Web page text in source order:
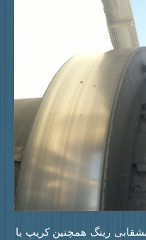
رینگ همچنین کریپ یا